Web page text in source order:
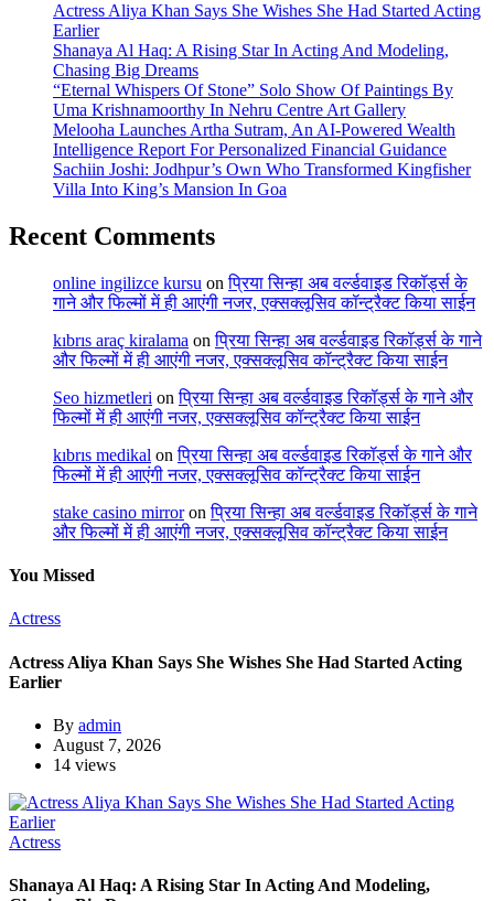
Actress Aliya Khan Says She Wishes She Had Started Acting
Earlier
Shanaya Al Haq: A Rising Star In Acting And Modeling,
Chasing Big Dreams
“Eternal Whispers Of Stone” Solo Show Of Paintings By
Uma Krishnamoorthy In Nehru Centre Art Gallery
Melooha Launches Artha Sutram, An AI-Powered Wealth
Intelligence Report For Personalized Financial Guidance
Sachiin Joshi: Jodhpur’s Own Who Transformed Kingfisher
Villa Into King’s Mansion In Goa
Recent Comments
online ingilizce kursu onप्रिया सिन्हा अब वर्ल्डवाइड रिकॉर्ड्स के
गाने और फिल्मों में ही आएंगी नजर, एक्सक्लूसिव कॉन्ट्रैक्ट किया साईन
kıbrıs araç kiralama onप्रिया सिन्हा अब वर्ल्डवाइड रिकॉर्ड्स के गाने
और फिल्मों में ही आएंगी नजर, एक्सक्लूसिव कॉन्ट्रैक्ट किया साईन
Seo hizmetleri onप्रिया सिन्हा अब वर्ल्डवाइड रिकॉर्ड्स के गाने और
फिल्मों में ही आएंगी नजर, एक्सक्लूसिव कॉन्ट्रैक्ट किया साईन
kıbrıs medikal onप्रिया सिन्हा अब वर्ल्डवाइड रिकॉर्ड्स के गाने और
फिल्मों में ही आएंगी नजर, एक्सक्लूसिव कॉन्ट्रैक्ट किया साईन
stake casino mirroronप्रिया सिन्हा अब वर्ल्डवाइड रिकॉर्ड्स के गाने
और फिल्मों में ही आएंगी नजर, एक्सक्लूसिव कॉन्ट्रैक्ट किया साईन
You Missed
Actress
Actress Aliya Khan Says She Wishes She Had Started Acting
Earlier
By admin
August 7, 2026
14 views
Actress
Shanaya Al Haq: A Rising Star In Acting And Modeling,